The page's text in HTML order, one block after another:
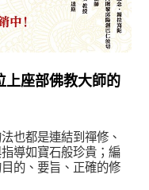
上座部佛教大師的
也都是連結到禪修、
導如寶石般珍貴；編
的、要旨、正確的修